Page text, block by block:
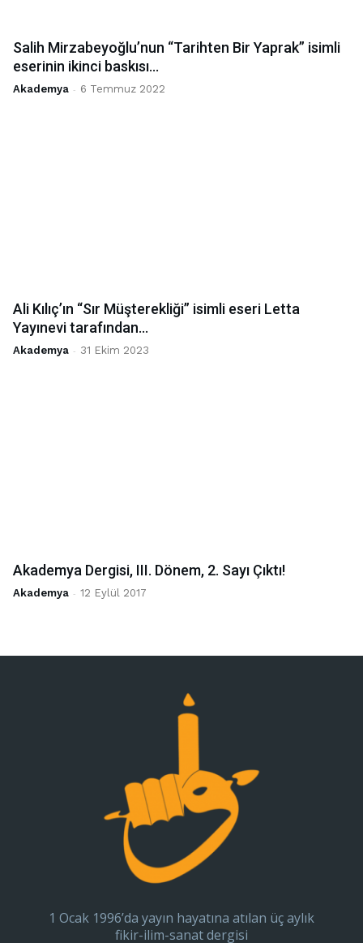
Salih Mirzabeyoğlu’nun “Tarihten Bir Yaprak” isimli
eserinin ikinci baskısı...
Akademya - 6 Temmuz 2022
Ali Kılıç’ın “Sır Müşterekliği” isimli eseri Letta
Yayınevi tarafından...
Akademya - 31 Ekim 2023
Akademya Dergisi, III. Dönem, 2. Sayı Çıktı!
Akademya - 12 Eylül 2017
1 Ocak 1996’da yayın hayatına atılan üç aylık
fikir-ilim-sanat dergisi